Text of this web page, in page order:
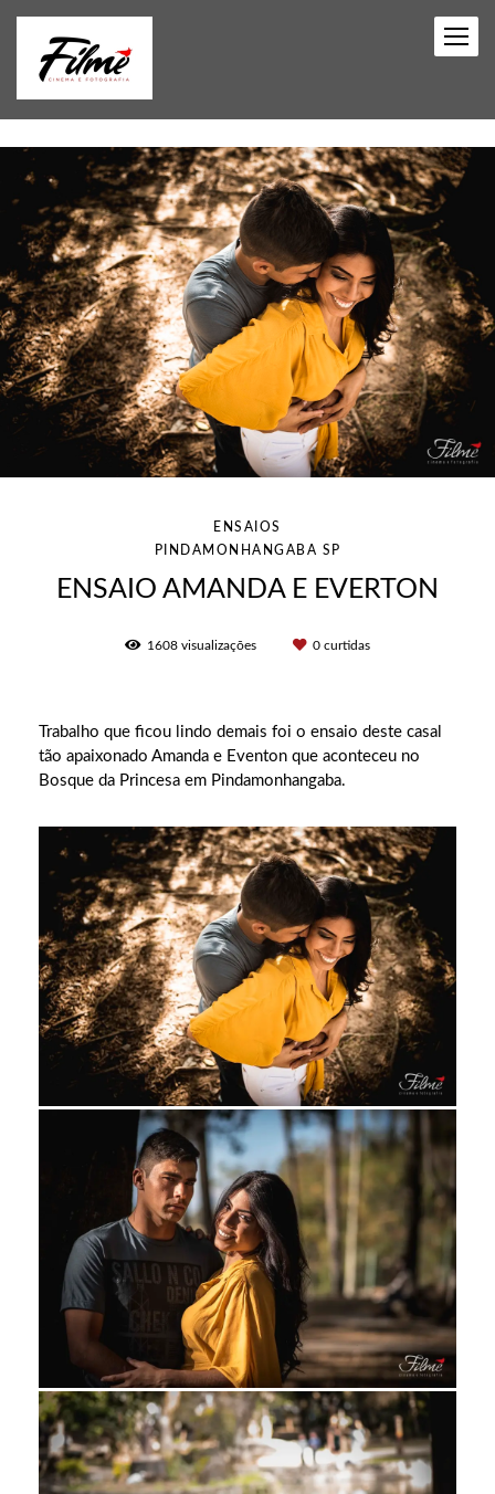
ENSAIOS
PINDAMONHANGABA SP
ENSAIO AMANDA E EVERTON
1608 visualizações 0 curtidas
Trabalho que ficou lindo demais foi o ensaio deste casal
tão apaixonado Amanda e Eventon que aconteceu no
Bosque da Princesa em Pindamonhangaba.